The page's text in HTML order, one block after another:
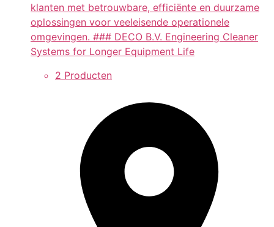
klanten met betrouwbare, efficiënte en duurzame
oplossingen voor veeleisende operationele
omgevingen. ### DECO B.V. Engineering Cleaner
Systems for Longer Equipment Life
2 Producten